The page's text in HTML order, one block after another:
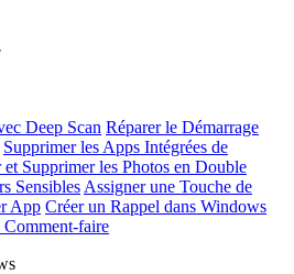
Deep Scan Réparer le Démarrage
Supprimer les Apps Intégrées de
et Supprimer les Photos en Double
Sensibles Assigner une Touche de
App Créer un Rappel dans Windows
faire